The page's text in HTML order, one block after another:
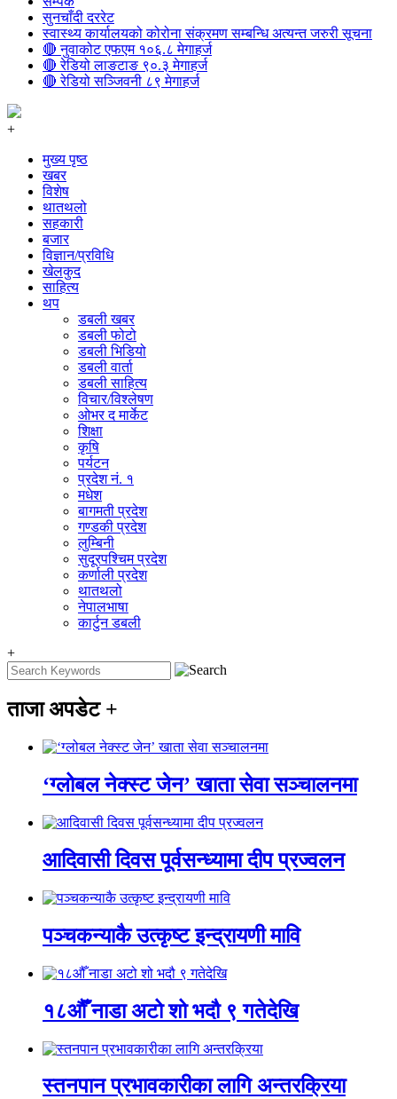
सुनचाँदी दररेट
स्वास्थ्य कार्यालयको कोरोना संक्रमण सम्बन्धि अत्यन्त जरुरी सूचना
🔴 नुवाकोट एफएम १०६.८ मेगाहर्ज
🔴 रेडियो लाङटाङ ९०.३ मेगाहर्ज
🔴 रेडियो सञ्जिवनी ८९ मेगाहर्ज
+
मुख्य पृष्ठ
खबर
विशेष
थातथलो
सहकारी
बजार
विज्ञान/प्रविधि
खेलकुद
साहित्य
थप
डबली खबर
डबली फोटो
डबली भिडियो
डबली वार्ता
डबली साहित्य
विचार/विश्‍लेषण
ओभर द मार्केट
शिक्षा
कृषि
पर्यटन
प्रदेश नं. १
मधेश
बागमती प्रदेश
गण्डकी प्रदेश
लुम्बिनी
सुदूरपश्चिम प्रदेश
कर्णाली प्रदेश
थातथलो
नेपालभाषा
कार्टुन डबली
+
ताजा अपडेट +
‘ग्लोबल नेक्स्ट जेन’ खाता सेवा सञ्चालनमा
आदिवासी दिवस पूर्वसन्ध्यामा दीप प्रज्वलन
पञ्चकन्याकै उत्कृष्ट इन्द्रायणी मावि
१८औँ नाडा अटो शो भदौ ९ गतेदेखि
स्तनपान प्रभावकारीका लागि अन्तरक्रिया